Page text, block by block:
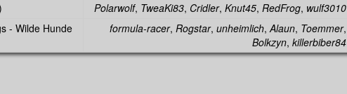
Polarwolf, TweaKi83, Cridler, Knut45, RedFrog, wulf3010
- Wilde Hunde
formula-racer, Rogstar, unheimlich,Alaun, Toemmer,
Bolkzyn, killerbiber84